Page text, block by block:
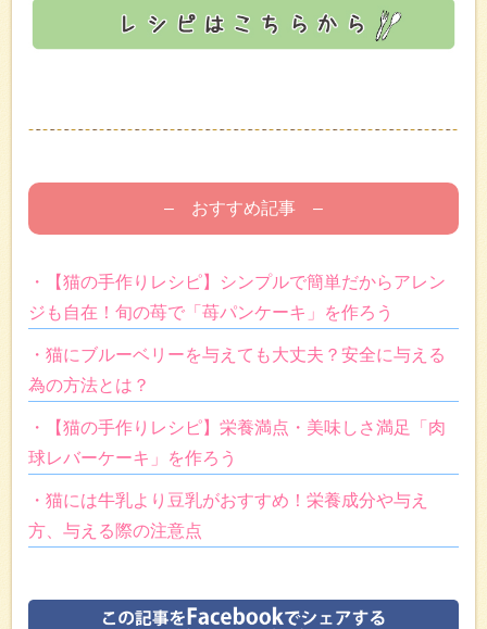
– おすすめ記事 –
・【猫の手作りレシピ】シンプルで簡単だからアレン
ジも自在！旬の苺で「苺パンケーキ」を作ろう
・猫にブルーベリーを与えても大丈夫？安全に与える
為の方法とは？
・【猫の手作りレシピ】栄養満点・美味しさ満足「肉
球レバーケーキ」を作ろう
・猫には牛乳より豆乳がおすすめ！栄養成分や与え
方、与える際の注意点